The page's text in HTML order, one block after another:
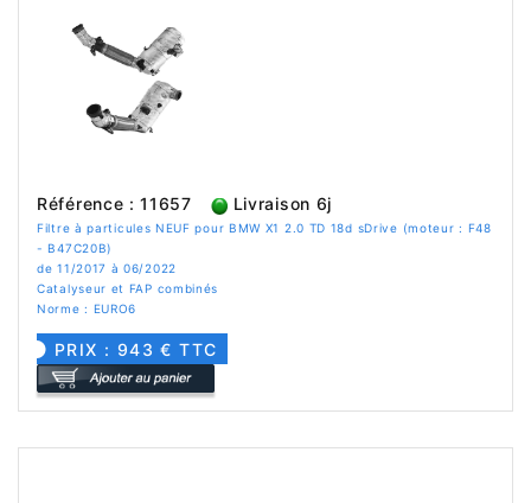
Référence : 11657 Livraison 6j
Filtre à particules NEUF pour BMW X1 2.0 TD 18d sDrive (moteur : F48
- B47C20B)
de 11/2017 à 06/2022
Catalyseur et FAP combinés
Norme : EURO6
PRIX : 943 € TTC